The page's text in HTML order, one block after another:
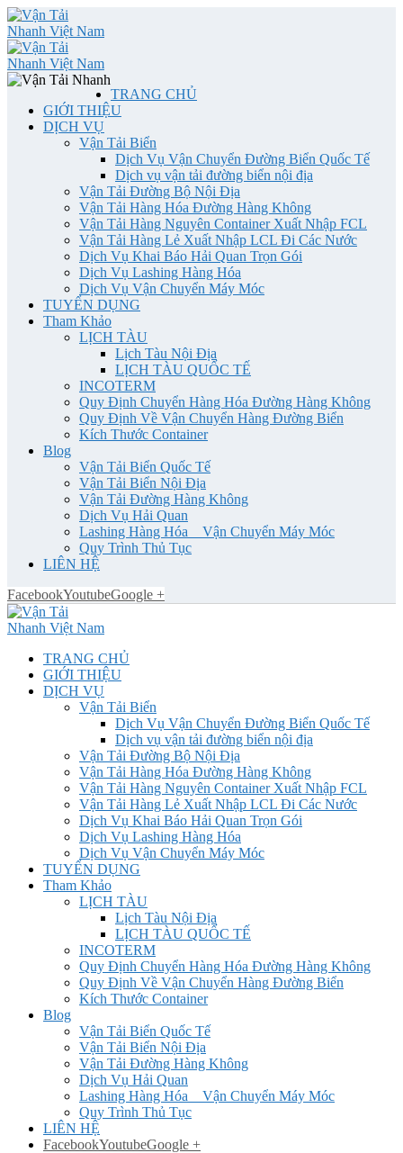
TRANG CHỦ
GIỚI THIỆU
DỊCH VỤ
Vận Tải Biển
Dịch Vụ Vận Chuyển Đường Biển Quốc Tế
Dịch vụ vận tải đường biển nội địa
Vận Tải Đường Bộ Nội Địa
Vận Tải Hàng Hóa Đường Hàng Không
Vận Tải Hàng Nguyên Container Xuất Nhập FCL
Vận Tải Hàng Lẻ Xuất Nhập LCL Đi Các Nước
Dịch Vụ Khai Báo Hải Quan Trọn Gói
Dịch Vụ Lashing Hàng Hóa
Dịch Vụ Vận Chuyển Máy Móc
TUYỂN DỤNG
Tham Khảo
LỊCH TÀU
Lịch Tàu Nội Địa
LỊCH TÀU QUỐC TẾ
INCOTERM
Quy Định Chuyển Hàng Hóa Đường Hàng Không
Quy Định Về Vận Chuyển Hàng Đường Biển
Kích Thước Container
Blog
Vận Tải Biển Quốc Tế
Vận Tải Biển Nội Địa
Vận Tải Đường Hàng Không
Dịch Vụ Hải Quan
Lashing Hàng Hóa _ Vận Chuyển Máy Móc
Quy Trình Thủ Tục
LIÊN HỆ
FacebookYoutubeGoogle +
TRANG CHỦ
GIỚI THIỆU
DỊCH VỤ
Vận Tải Biển
Dịch Vụ Vận Chuyển Đường Biển Quốc Tế
Dịch vụ vận tải đường biển nội địa
Vận Tải Đường Bộ Nội Địa
Vận Tải Hàng Hóa Đường Hàng Không
Vận Tải Hàng Nguyên Container Xuất Nhập FCL
Vận Tải Hàng Lẻ Xuất Nhập LCL Đi Các Nước
Dịch Vụ Khai Báo Hải Quan Trọn Gói
Dịch Vụ Lashing Hàng Hóa
Dịch Vụ Vận Chuyển Máy Móc
TUYỂN DỤNG
Tham Khảo
LỊCH TÀU
Lịch Tàu Nội Địa
LỊCH TÀU QUỐC TẾ
INCOTERM
Quy Định Chuyển Hàng Hóa Đường Hàng Không
Quy Định Về Vận Chuyển Hàng Đường Biển
Kích Thước Container
Blog
Vận Tải Biển Quốc Tế
Vận Tải Biển Nội Địa
Vận Tải Đường Hàng Không
Dịch Vụ Hải Quan
Lashing Hàng Hóa _ Vận Chuyển Máy Móc
Quy Trình Thủ Tục
LIÊN HỆ
FacebookYoutubeGoogle +